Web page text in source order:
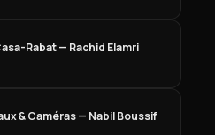
Rabat — Rachid Elamri
& Caméras — Nabil Boussif